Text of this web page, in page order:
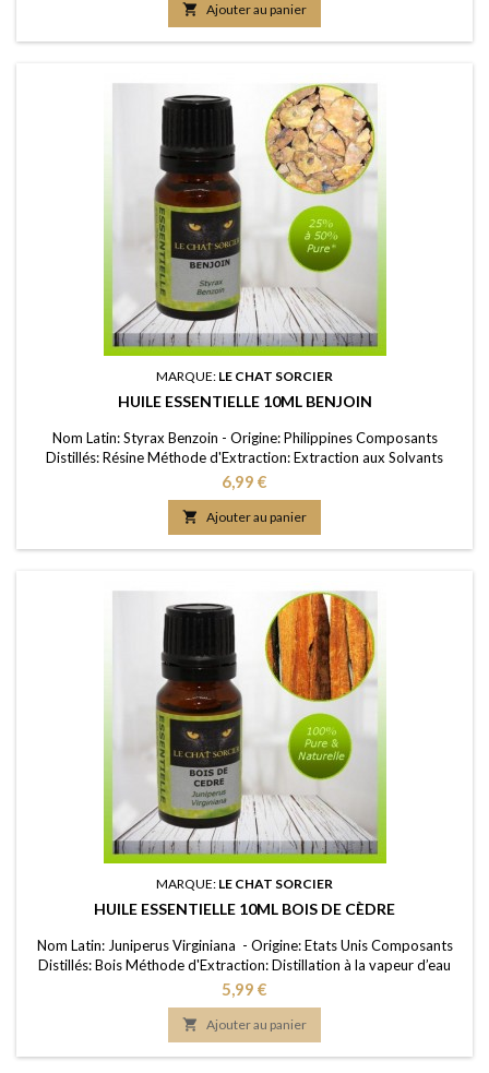
 Ajouter au panier
MARQUE: LE CHAT SORCIER
HUILE ESSENTIELLE 10ML BENJOIN
Nom Latin: Styrax Benzoin - Origine: Philippines Composants
Distillés: Résine Méthode d'Extraction: Extraction aux Solvants
Purité: 25 à 50% pure (la dilution dans de l’huile minérale est
nécessaire pour la rendre liquide) FDS/MSDS: Disponible sur
demande
Prix
6,99 €
 Ajouter au panier
MARQUE: LE CHAT SORCIER
HUILE ESSENTIELLE 10ML BOIS DE CÈDRE
Nom Latin: Juniperus Virginiana - Origine: Etats Unis Composants
Distillés: Bois Méthode d'Extraction: Distillation à la vapeur d’eau
Purité: 100% FDS/MSDS: Disponible sur demande
Prix
5,99 €
 Ajouter au panier